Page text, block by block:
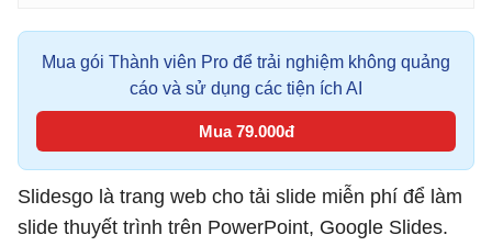
Mua gói Thành viên Pro để trải nghiệm không quảng
cáo và sử dụng các tiện ích AI
Mua 79.000đ
Slidesgo là trang web cho tải slide miễn phí để làm
slide thuyết trình trên PowerPoint, Google Slides.